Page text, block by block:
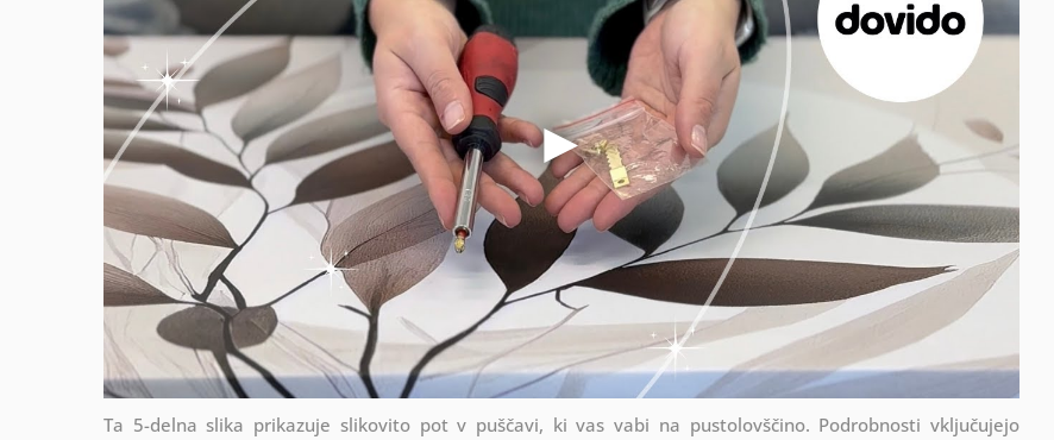
Ta 5-delna slika prikazuje slikovito pot v puščavi, ki vas vabi na pustolovščino. Podrobnosti vključujejo